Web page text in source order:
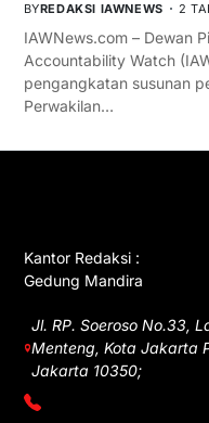
BYREDAKSI IAWNEWS 2
IAWNews.com – Dewan
Accountability Watch
pengangkatan susunan
Perwakilan…
Kantor Redaksi :
Gedung Mandira
Jl. RP. Soeroso No.33,
Menteng, Kota Jakarta
Jakarta 10350;
(021) 3908026